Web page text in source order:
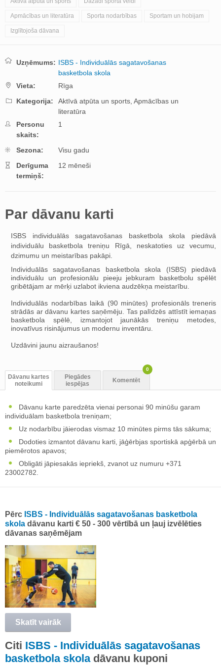
Apmācības un literatūra Sporta nodarbības Sportam un hobijam
Izglītojoša dāvana
Uzņēmums: ISBS - Individuālās sagatavošanas
basketbola skola
Vieta:
Rīga
Kategorija:
Aktīvā atpūta un sports, Apmācības un
literatūra
Personu
skaits:
1
Sezona:
Visu gadu
Derīguma
termiņš:
12 mēneši
Par dāvanu karti
ISBS individuālās sagatavošanas basketbola skola piedāvā
individuālu basketbola treniņu Rīgā, neskatoties uz vecumu,
dzimumu un meistarības pakāpi.
Individuālās sagatavošanas basketbola skola (ISBS) piedāvā
individuālu un profesionālu pieeju jebkuram basketbolu spēlēt
gribētājam ar mērķi uzlabot ikviena audzēkņa meistarību.
Individuālās nodarbības laikā (90 minūtes) profesionāls treneris
strādās ar dāvanu kartes saņēmēju. Tas palīdzēs attīstīt iemaņas
basketbola spēlē, izmantojot jaunākās treniņu metodes,
inovatīvus risinājumus un modernu inventāru.
Uzdāvini jaunu aizraušanos!
Dāvanu kartes
noteikumi
Piegādes
iespējas
Komentēt
0
Dāvanu karte paredzēta vienai personai 90 minūšu garam
individuālam basketbola treniņam;
Uz nodarbību jāierodas vismaz 10 minūtes pirms tās sākuma;
Dodoties izmantot dāvanu karti, jāģērbjas sportiskā apģērbā un
piemērotos apavos;
Obligāti jāpiesakās iepriekš, zvanot uz numuru +371
23002782.
Pērc ISBS - Individuālās sagatavošanas basketbola
skola dāvanu karti € 50 - 300 vērtībā un ļauj izvēlēties
dāvanas saņēmējam
Skatīt vairāk
Citi ISBS - Individuālās sagatavošanas
basketbola skoladāvanu kuponi